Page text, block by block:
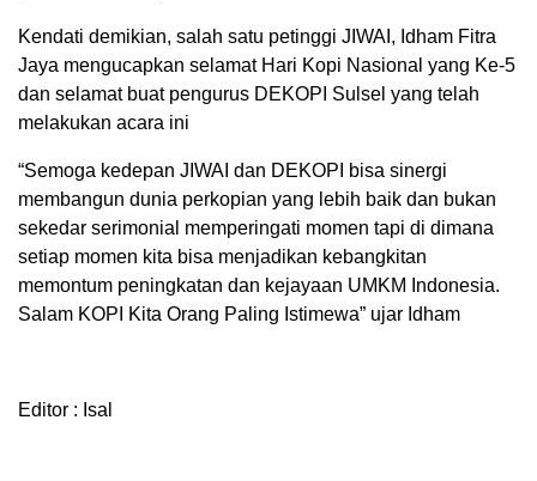
Kendati demikian, salah satu petinggi JIWAI, Idham Fitra
Jaya mengucapkan selamat Hari Kopi Nasional yang Ke-5
dan selamat buat pengurus DEKOPI Sulsel yang telah
melakukan acara ini
“Semoga kedepan JIWAI dan DEKOPI bisa sinergi
membangun dunia perkopian yang lebih baik dan bukan
sekedar serimonial memperingati momen tapi di dimana
setiap momen kita bisa menjadikan kebangkitan
memontum peningkatan dan kejayaan UMKM Indonesia.
Salam KOPI Kita Orang Paling Istimewa” ujar Idham
Editor : Isal